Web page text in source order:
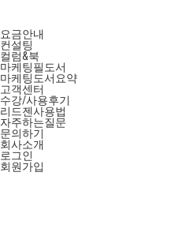
요금안내
컨설팅
컬럼&북
마케팅필도서
마케팅도서요약
고객센터
수강/사용후기
리드젠사용법
자주하는질문
문의하기
회사소개
로그인
회원가입